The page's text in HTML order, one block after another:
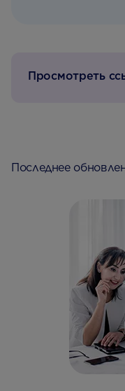
Просмотреть
Последнее